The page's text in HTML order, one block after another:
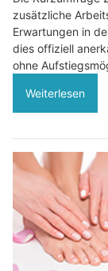
zusätzliche
Erwartungen in
dies offiziell
ohne
Weiterlesen